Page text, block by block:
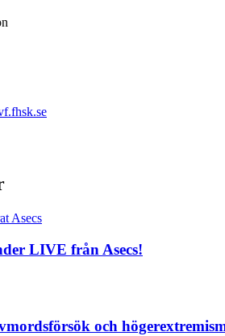
LIVE från Asecs!
och